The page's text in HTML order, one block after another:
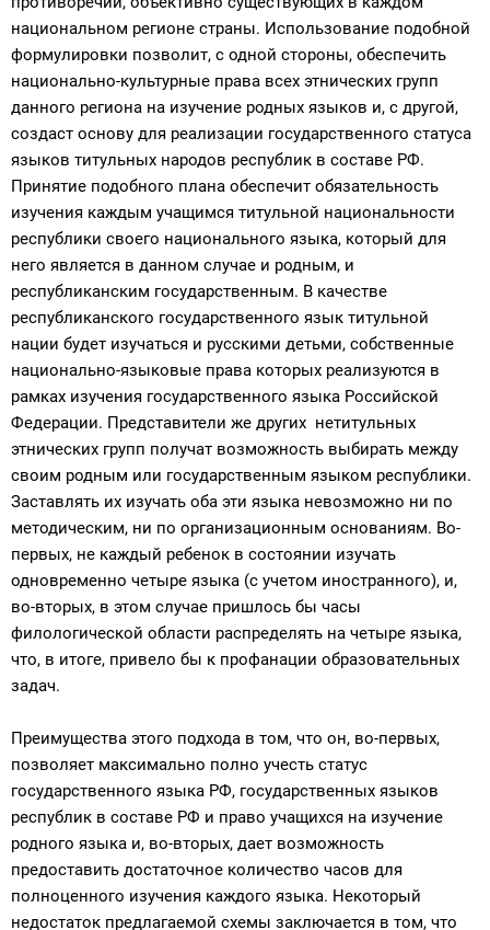
национальном регионе страны. Использование подобной
формулировки позволит, с одной стороны, обеспечить
национально-культурные права всех этнических групп
данного региона на изучение родных языков и, с другой,
создаст основу для реализации государственного статуса
языков титульных народов республик в составе РФ.
Принятие подобного плана обеспечит обязательность
изучения каждым учащимся титульной национальности
республики своего национального языка, который для
него является в данном случае и родным, и
республиканским государственным. В качестве
республиканского государственного язык титульной
нации будет изучаться и русскими детьми, собственные
национально-языковые права которых реализуются в
рамках изучения государственного языка Российской
Федерации. Представители же других нетитульных
этнических групп получат возможность выбирать между
своим родным или государственным языком республики.
Заставлять их изучать оба эти языка невозможно ни по
методическим, ни по организационным основаниям. Во-
первых, не каждый ребенок в состоянии изучать
одновременно четыре языка (с учетом иностранного), и,
во-вторых, в этом случае пришлось бы часы
филологической области распределять на четыре языка,
что, в итоге, привело бы к профанации образовательных
задач.
Преимущества этого подхода в том, что он, во-первых,
позволяет максимально полно учесть статус
государственного языка РФ, государственных языков
республик в составе РФ и право учащихся на изучение
родного языка и, во-вторых, дает возможность
предоставить достаточное количество часов для
полноценного изучения каждого языка. Некоторый
недостаток предлагаемой схемы заключается в том, что